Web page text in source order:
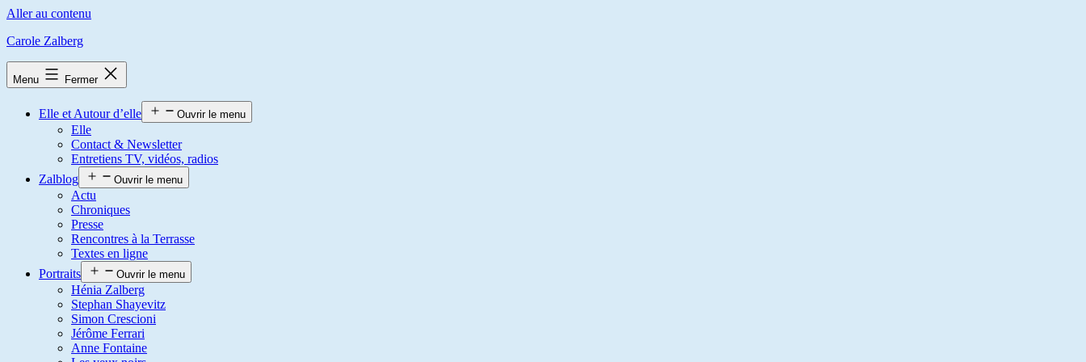
Aller au contenu
Carole Zalberg
Menu Fermer
Elle et Autour d’elle Ouvrir le menu
Elle
Contact & Newsletter
Entretiens TV, vidéos, radios
Zalblog
Ouvrir le menu
Actu
Chroniques
Presse
Rencontres à la Terrasse
Textes en ligne
Portraits
Ouvrir le menu
Hénia Zalberg
Stephan Shayevitz
Simon Crescioni
Jérôme Ferrari
Anne Fontaine